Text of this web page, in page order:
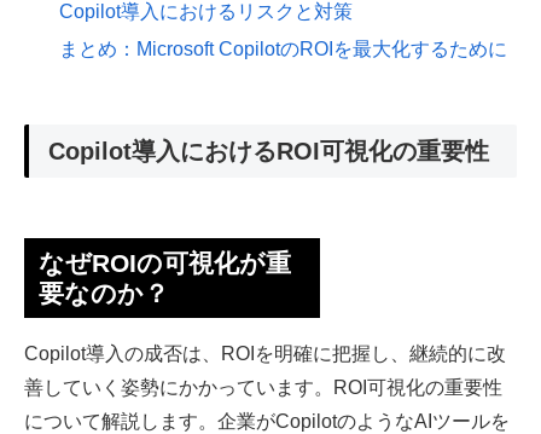
Copilot導入におけるリスクと対策
まとめ：Microsoft CopilotのROIを最大化するために
Copilot導入におけるROI可視化の重要性
なぜROIの可視化が重
要なのか？
Copilot導入の成否は、ROIを明確に把握し、継続的に改
善していく姿勢にかかっています。ROI可視化の重要性
について解説します。企業がCopilotのようなAIツールを